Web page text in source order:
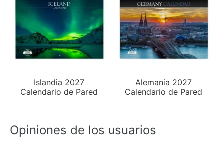
Islandia 2027
Calendario de Pared
Alemania 2027
Calendario de Pared
Opiniones de los usuarios